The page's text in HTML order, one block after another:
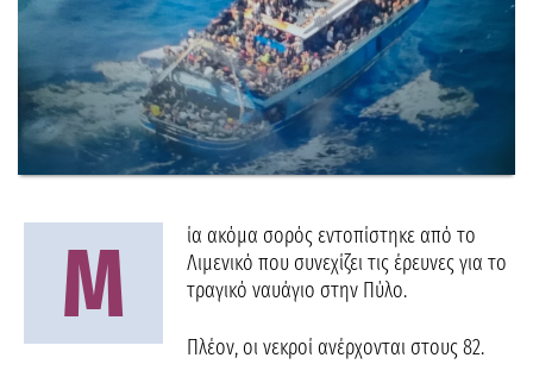
Μ
ία ακόμα σορός εντοπίστηκε από το
Λιμενικό που συνεχίζει τις έρευνες για το
τραγικό ναυάγιο στην Πύλο.
Πλέον, οι νεκροί ανέρχονται στους 82.